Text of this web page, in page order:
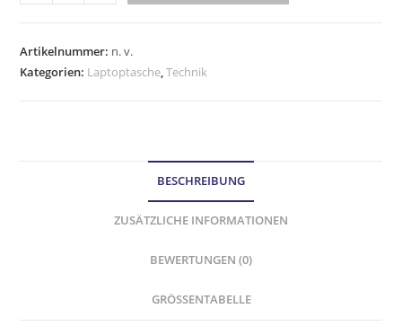
Artikelnummer: n. v.
Kategorien: Laptoptasche,Technik
BESCHREIBUNG
ZUSÄTZLICHE INFORMATIONEN
BEWERTUNGEN (0)
GRÖSSENTABELLE